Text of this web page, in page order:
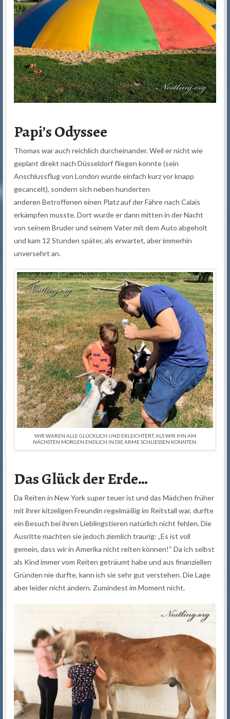
Papi’s Odyssee
Thomas war auch reichlich durcheinander. Weil er nicht wie
geplant direkt nach Düsseldorf fliegen konnte (sein
Anschlussflug von London wurde einfach kurz vor knapp
gecancelt), sondern sich neben hunderten
anderen Betroffenen einen Platz auf der Fähre nach Calais
erkämpfen musste. Dort wurde er dann mitten in der Nacht
von seinem Bruder und seinem Vater mit dem Auto abgeholt
und kam 12 Stunden später, als erwartet, aber immerhin
unversehrt an.
WIR WAREN ALLE GLÜCKLICH UND ERLEICHTERT, ALS WIR IHN AM
NÄCHSTEN MORGEN ENDLICH IN DIE ARME SCHLIESSEN KONNTEN.
Das Glück der Erde…
Da Reiten in New York super teuer ist und das Mädchen früher
mit ihrer kitzeligen Freundin regelmäßig im Reitstall war, durfte
ein Besuch bei ihren Lieblingstieren natürlich nicht fehlen. Die
Ausritte machten sie jedoch ziemlich traurig: „Es ist voll
gemein, dass wir in Amerika nicht reiten können!“ Da ich selbst
als Kind immer vom Reiten geträumt habe und aus finanziellen
Gründen nie durfte, kann ich sie sehr gut verstehen. Die Lage
aber leider nicht ändern. Zumindest im Moment nicht.